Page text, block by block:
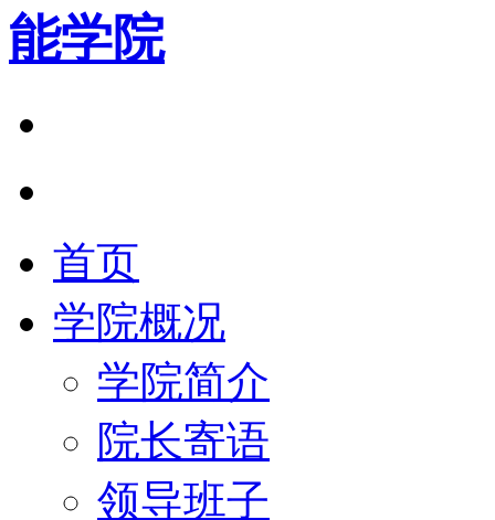
能学院
首页
学院概况
学院简介
院长寄语
领导班子